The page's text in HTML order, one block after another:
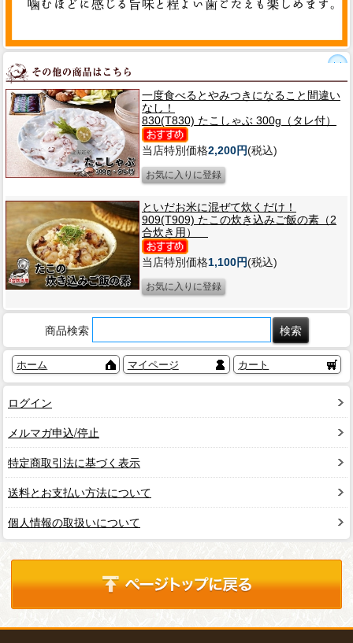
一度食べるとやみつきになること間違い
なし！
830(T830) たこしゃぶ 300g（タレ付）
当店特別価格2,200円(税込)
といだお米に混ぜて炊くだけ！
909(T909) たこの炊き込みご飯の素（2
合炊き用）
当店特別価格1,100円(税込)
商品検索
ホーム マイページ カート
ログイン
メルマガ申込/停止
特定商取引法に基づく表示
送料とお支払い方法について
個人情報の取扱いについて